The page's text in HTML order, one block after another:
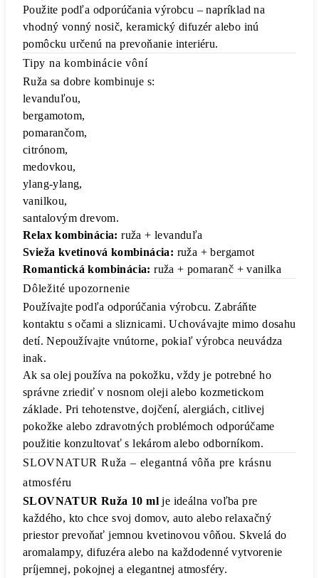
Použite podľa odporúčania výrobcu – napríklad na
vhodný vonný nosič, keramický difuzér alebo inú
pomôcku určenú na prevoňanie interiéru.
Tipy na kombinácie vôní
Ruža sa dobre kombinuje s:
levanduľou,
bergamotom,
pomarančom,
citrónom,
medovkou,
ylang-ylang,
vanilkou,
santalovým drevom.
Relax kombinácia: ruža + levanduľa
Svieža kvetinová kombinácia: ruža + bergamot
Romantická kombinácia: ruža + pomaranč + vanilka
Dôležité upozornenie
Používajte podľa odporúčania výrobcu. Zabráňte
kontaktu s očami a sliznicami. Uchovávajte mimo dosahu
detí. Nepoužívajte vnútorne, pokiaľ výrobca neuvádza
inak.
Ak sa olej používa na pokožku, vždy je potrebné ho
správne zriediť v nosnom oleji alebo kozmetickom
základe. Pri tehotenstve, dojčení, alergiách, citlivej
pokožke alebo zdravotných problémoch odporúčame
použitie konzultovať s lekárom alebo odborníkom.
SLOVNATUR Ruža – elegantná vôňa pre krásnu
atmosféru
SLOVNATUR Ruža 10 ml je ideálna voľba pre
každého, kto chce svoj domov, auto alebo relaxačný
priestor prevoňať jemnou kvetinovou vôňou. Skvelá do
aromalampy, difuzéra alebo na každodenné vytvorenie
príjemnej, pokojnej a elegantnej atmosféry.